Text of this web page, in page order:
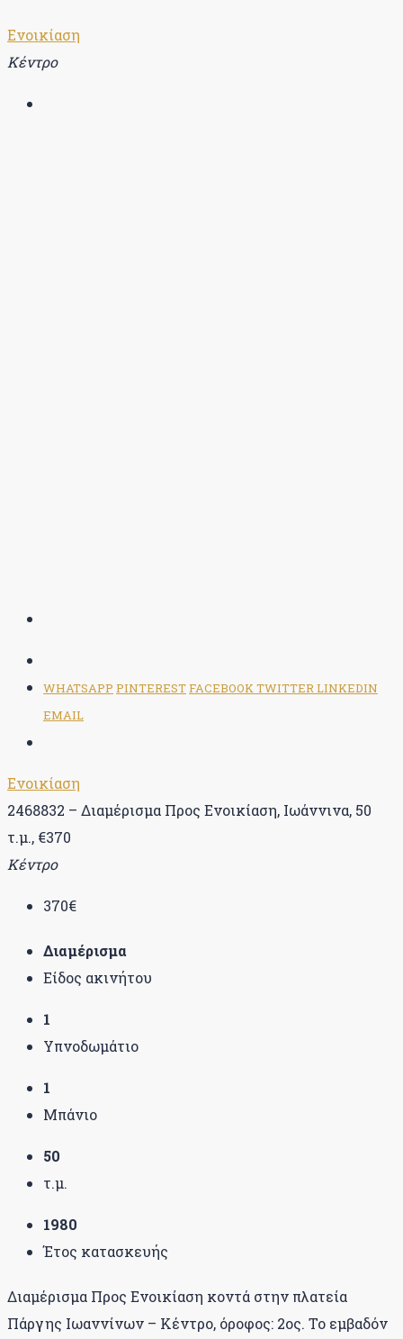
Ενοικίαση
Κέντρο
WHATSAPP PINTERESTFACEBOOKTWITTERLINKEDIN
EMAIL
Ενοικίαση
2468832 – Διαμέρισμα Προς Ενοικίαση, Ιωάννινα, 50
τ.μ., €370
Κέντρο
370€
Διαμέρισμα
Είδος ακινήτου
1
Υπνοδωμάτιο
1
Μπάνιο
50
τ.μ.
1980
Έτος κατασκευής
Διαμέρισμα Προς Ενοικίαση κοντά στην πλατεία
Πάργης Ιωαννίνων – Κέντρο, όροφος: 2ος. Το εμβαδόν